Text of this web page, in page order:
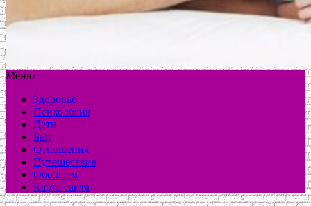
Меню
Здоровье
Психология
Дети
Быт
Отношения
Путешествия
Обо всем
Карта сайта